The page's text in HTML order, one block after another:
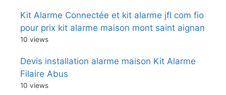
Kit Alarme Connectée et kit alarme jfl com fio
pour prix kit alarme maison mont saint aignan
10 views
Devis installation alarme maison Kit Alarme
Filaire Abus
10 views